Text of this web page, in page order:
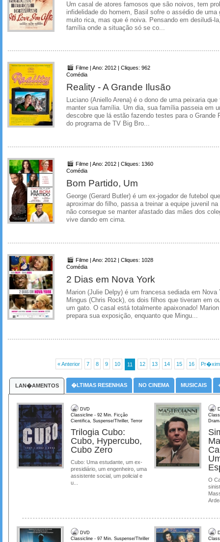
Um casal de atores famosos que são noivos, tem
infidelidade do homem, Basil sofre o assédio de uma
muito rica, mas que é noiva. Pensando em desiludi-
família onde a situação só se co...
Filme | Ano: 2012 | Cliques: 962
Comédia
Reality - A Grande Ilusão
Luciano (Aniello Arena) é o dono de uma peixaria
manter sua família. Um dia, sua família passeia em
descobre que lá estão fazendo testes para o Grande
do programa de TV Big Bro...
Filme | Ano: 2012 | Cliques: 1360
Comédia
Bom Partido, Um
George (Gerard Butler) é um ex-jogador de futebol
aproximar do filho, passa a treinar a equipe juvenil
não consegue se manter afastado das mães dos
vive dando em cima.
Filme | Ano: 2012 | Cliques: 1028
Comédia
2 Dias em Nova York
Marion (Julie Delpy) é um francesa sediada em
Mingus (Chris Rock), os dois filhos que tiveram em
um gato. O casal está totalmente apaixonado!
prepara sua exposição, enquanto que Mingu...
« Anterior 7 8 9 10 11 12 13 14 15 16
LAN�AMENTOS �LTIMAS RESENHAS NO CINEMA MUSICAIS
DVD
Classicline - 92 Min. Ficção
Cientifica, Suspense/Thriller, Terror
Trilogia Cubo:
Cubo, Hypercubo,
Cubo Zero
Cubo: Uma estudante, um ex-
presidiário, um engenheiro, uma
assistente social, um policial e
u...
O
DVD
Classicline - 97 Min. Suspense/Thriller